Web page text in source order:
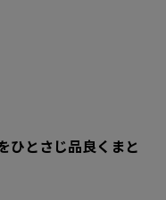
ひとさじ品良くまと